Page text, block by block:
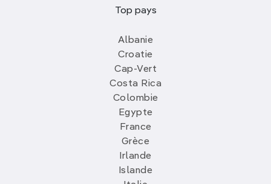
Top pays
Albanie
Croatie
Cap-Vert
Costa Rica
Colombie
Egypte
France
Grèce
Irlande
Islande